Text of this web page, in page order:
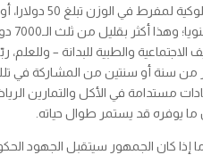
لمفرط في الوزن تبلغ 50 دولارا،
وهذا أكثر بقليل من ثلث الـ7000
الاجتماعية والطبية للبدانة – وللعلم،
من سنة أو سنتين من المشاركة في
مستدامة في الأكل والتمارين
يوفره قد يستمر طوال حياته.
إذا كان الجمهور سيتقبل الجهود